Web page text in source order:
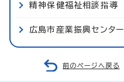
精神保健福祉相談指導
広島市産業振興センター
前のページへ戻る